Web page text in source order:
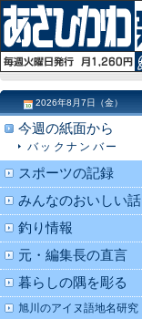
2026年8月7日（金）
今週の紙面から
バックナンバー
スポーツの記録
みんなのおいしい話
釣り情報
元・編集長の直言
暮らしの隅を彫る
旭川のアイヌ語地名研究